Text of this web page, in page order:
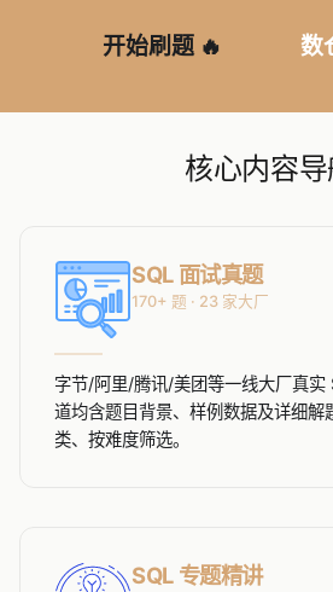
开始刷题 🔥 数
核心内容
SQL 面试真题
170+ 题 · 23 家大厂
字节/阿里/腾讯/美团等一线大厂真实
道均含题目背景、样例数据及详细解
类、按难度筛选。
SQL 专题精讲